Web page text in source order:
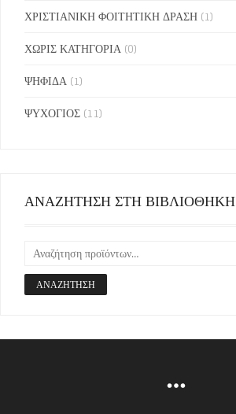
ΧΡΙΣΤΙΑΝΙΚΗ ΦΟΙΤΗΤΙΚΗ ΔΡΑΣΗ (1)
ΧΩΡΙΣ ΚΑΤΗΓΟΡΙΑ (0)
ΨΗΦΙΔΑ (1)
ΨΥΧΟΓΙΟΣ (11)
ΑΝΑΖΗΤΗΣΗ ΣΤΗ ΒΙΒΛΙΟΘΗΚΗ
ΑΝΑΖΉΤΗΣΗ